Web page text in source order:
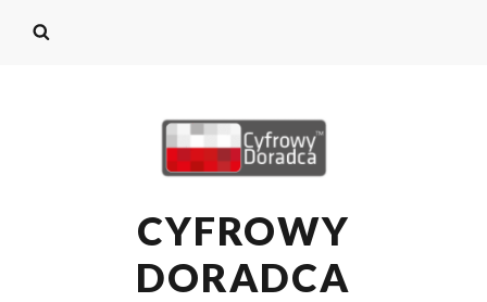
CYFROWY
DORADCA